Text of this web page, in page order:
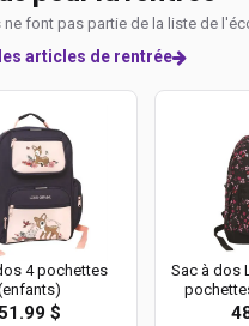
ne font pas partie de la liste de
articles de rentrée
4 pochettes
51.99 $
Sac à dos